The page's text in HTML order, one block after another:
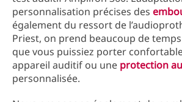
personnalisation précises des
également du ressort de
Priest, on prend beaucoup de
que vous puissiez porter
appareil auditif ou une protection
personnalisée.